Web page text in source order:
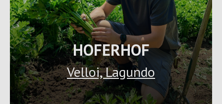
HOFERHOF
Velloi, Lagundo